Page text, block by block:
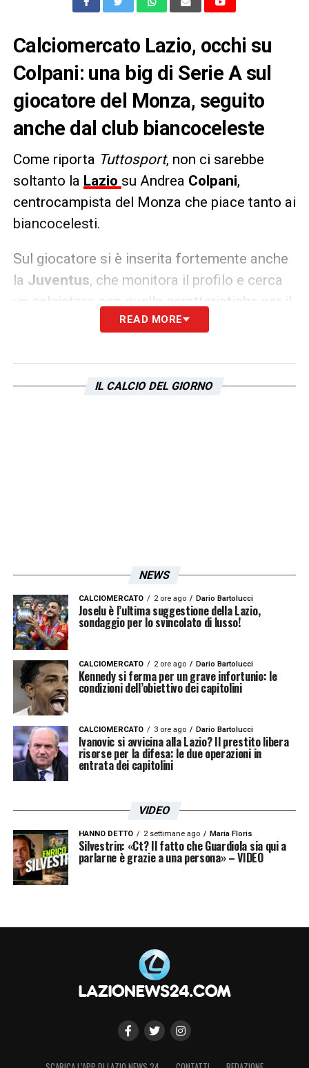
Calciomercato Lazio, occhi su
Colpani: una big di Serie A sul
giocatore del Monza, seguito
anche dal club biancoceleste
Come riporta Tuttosport, non ci sarebbe
soltanto la Lazio su Andrea Colpani,
centrocampista del Monza che piace tanto ai
biancocelesti.
Sul giocatore si è inserita fortemente anche
la Juventus, che monitora il profilo e cerca
un calciatore con quelle caratteristiche per il
prossimo mercato.
LA PLAYLIST DELLE NOSTRE TOP NEWS
READ MORE
IL CALCIO DEL GIORNO
NEWS
CALCIOMERCATO 2 ore ago Dario Bartolucci
Joselu è l’ultima suggestione della Lazio,
sondaggio per lo svincolato di lusso!
CALCIOMERCATO 2 ore ago Dario Bartolucci
Kennedy si ferma per un grave infortunio: le
condizioni dell’obiettivo dei capitolini
CALCIOMERCATO 3 ore ago Dario Bartolucci
Ivanovic si avvicina alla Lazio? Il prestito libera
risorse per la difesa: le due operazioni in
entrata dei capitolini
VIDEO
HANNO DETTO 2 settimane ago Maria Floris
Silvestrin: «Ct? Il fatto che Guardiola sia qui a
parlarne è grazie a una persona» – VIDEO